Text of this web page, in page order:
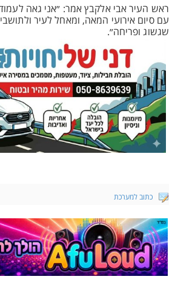
ראש העיר אבי אלקבץ אמר: ״אני גאה
עם סיום אירועי המאה, ומאחל לעיר
שגשוג ופריחה״.
כתוב למערכת